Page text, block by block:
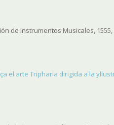
de Instrumentos Musicales, 1555,
el arte Tripharia dirigida a la